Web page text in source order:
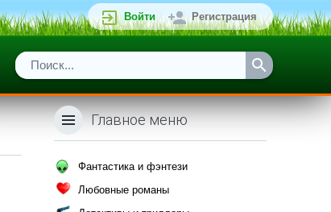
Войти Регистрация
Главное меню
Фантастика и фэнтези
Любовные романы